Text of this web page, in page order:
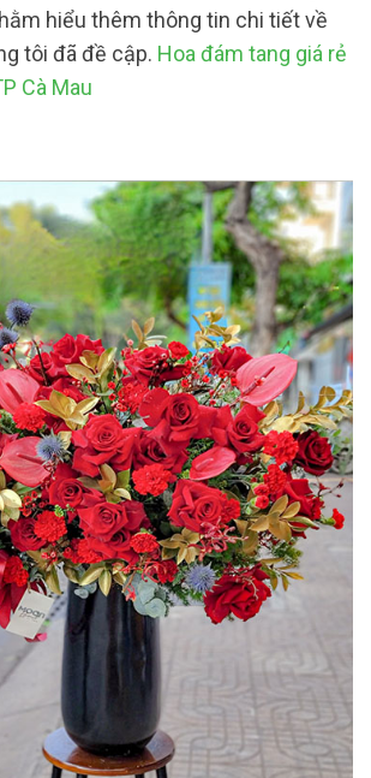
hiểu thêm thông tin chi tiết về
tôi đã đề cập. Hoa đám tang giá rẻ
Cà Mau